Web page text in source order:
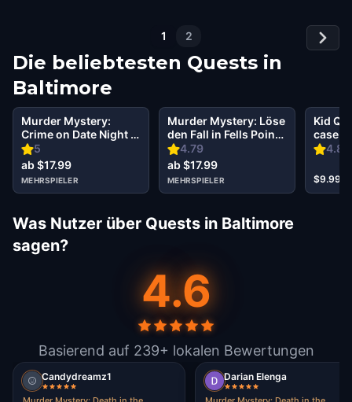
1 2
Die beliebtesten Quests in
Baltimore
5
Murder Mystery:
Crime on Date Night in
Fells Point, Baltimore
ab $17.99
MEHRSPIELER
4.79
Murder Mystery: Löse
den Fall in Fells Point
Baltimore
ab $17.99
MEHRSPIELER
4.83
Kid
case
$9.99
Was Nutzer über Quests in Baltimore
sagen?
4.6
Basierend auf 239+ lokalen Bewertungen
Candydreamz1 Darian Elenga